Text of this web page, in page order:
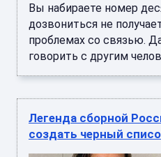
Вы набираете номер
дозвониться не
проблемах со связью.
говорить с другим
Легенда сборной
создать черный